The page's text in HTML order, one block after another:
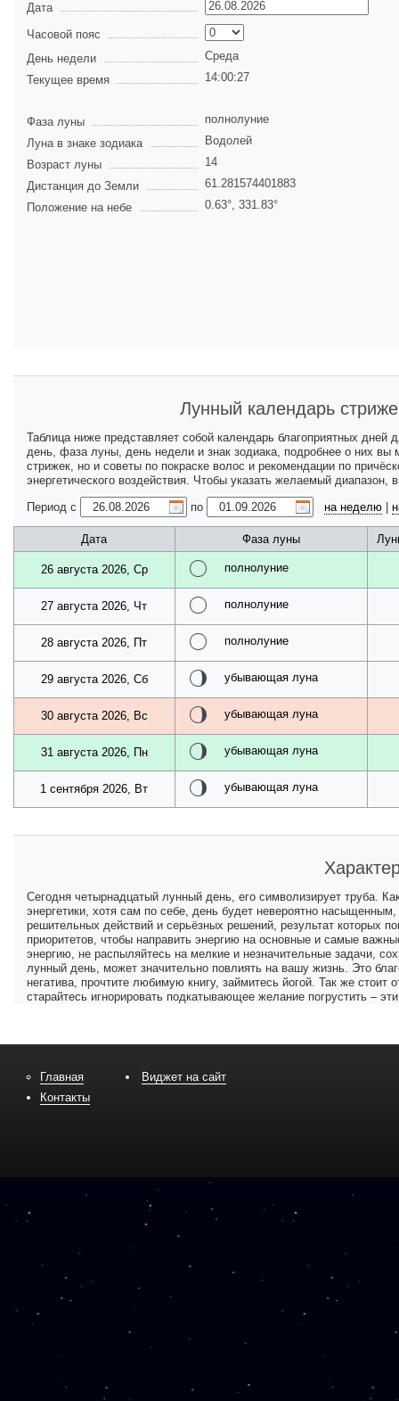
Дата
Часовой пояс
День недели
Среда
Текущее время
14:00:27
Фаза луны
полнолуние
Луна в знаке зодиака
Водолей
Возраст луны
14
Дистанция до Земли
61.281574401883
Положение на небе
0.63°, 331.83°
Лунный календарь
Таблица ниже представляет собой календарь благоприятных
день, фаза луны, день недели и знак зодиака, подробнее о них вы
стрижек, но и советы по покраске волос и рекомендации по
энергетического воздействия. Чтобы указать желаемый
Период с
по на неделю
Дата Фаза луны
26 августа 2026, Ср полнолуние
27 августа 2026, Чт полнолуние
28 августа 2026, Пт полнолуние
29 августа 2026, Сб убывающая луна
30 августа 2026, Вс убывающая луна
31 августа 2026, Пн убывающая луна
1 сентября 2026, Вт убывающая луна
Сегодня четырнадцатый лунный день, его символизирует труба.
энергетики, хотя сам по себе, день будет невероятно
решительных действий и серьёзных решений, результат которых
приоритетов, чтобы направить энергию на основные и самые
энергию, не распыляйтесь на мелкие и незначительные задачи,
лунный день, может значительно повлиять на вашу жизнь. Это
негатива, прочтите любимую книгу, займитесь йогой. Так же
старайтесь игнорировать подкатывающее желание погрустить –
Главная
Контакты
Виджет на сайт